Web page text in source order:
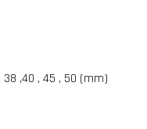
38 ,40 , 45 , 50 (mm)